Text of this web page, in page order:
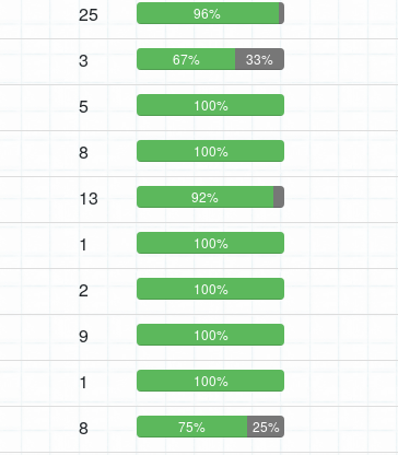
25 96%
3 67% 33%
5 100%
8 100%
13 92%
1 100%
2 100%
9 100%
1 100%
8 75% 25%